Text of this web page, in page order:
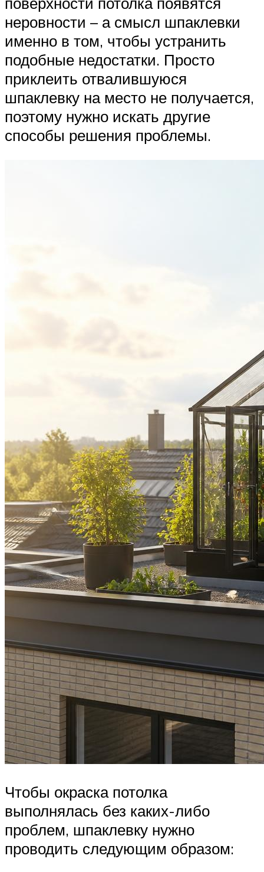
неровности – а смысл шпаклевки
именно в том, чтобы устранить
подобные недостатки. Просто
приклеить отвалившуюся
шпаклевку на место не получается,
поэтому нужно искать другие
способы решения проблемы.
Чтобы окраска потолка
выполнялась без каких-либо
проблем, шпаклевку нужно
проводить следующим образом: